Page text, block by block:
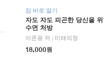
잠 바로 알기
자도 자도 피곤한 당신을
수면 처방
이준용 저
미래의창
18,000원